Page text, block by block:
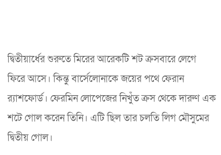
দ্বিতীয়ার্ধের শুরুতে মিরের আরেকটি শট ক্রসবারে লেগে
ফিরে আসে। কিন্তু বার্সেলোনাকে জয়ের পথে ফেরান
র‍্যাশফোর্ড। ফেরমিন লোপেজের নিখুঁত ক্রস থেকে দারুণ এক
শটে গোল করেন তিনি। এটি ছিল তার চলতি লিগ মৌসুমের
দ্বিতীয় গোল।